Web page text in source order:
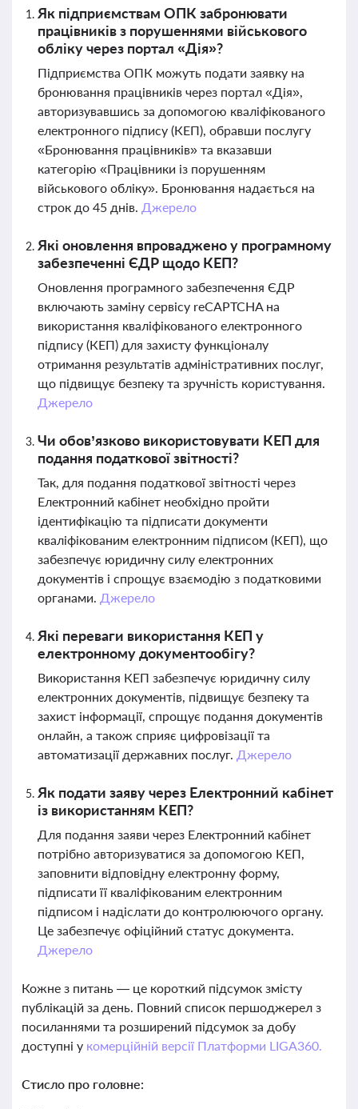
Як підприємствам ОПК забронювати
працівників з порушеннями військового
обліку через портал «Дія»?
Підприємства ОПК можуть подати заявку на
бронювання працівників через портал «Дія»,
авторизувавшись за допомогою кваліфікованого
електронного підпису (КЕП), обравши послугу
«Бронювання працівників» та вказавши
категорію «Працівники із порушенням
військового обліку». Бронювання надається на
строк до 45 днів. Джерело
Які оновлення впроваджено у програмному
забезпеченні ЄДР щодо КЕП?
Оновлення програмного забезпечення ЄДР
включають заміну сервісу reCAPTCHA на
використання кваліфікованого електронного
підпису (КЕП) для захисту функціоналу
отримання результатів адміністративних послуг,
що підвищує безпеку та зручність користування.
Джерело
Чи обов’язково використовувати КЕП для
подання податкової звітності?
Так, для подання податкової звітності через
Електронний кабінет необхідно пройти
ідентифікацію та підписати документи
кваліфікованим електронним підписом (КЕП), що
забезпечує юридичну силу електронних
документів і спрощує взаємодію з податковими
органами. Джерело
Які переваги використання КЕП у
електронному документообігу?
Використання КЕП забезпечує юридичну силу
електронних документів, підвищує безпеку та
захист інформації, спрощує подання документів
онлайн, а також сприяє цифровізації та
автоматизації державних послуг. Джерело
Як подати заяву через Електронний кабінет
із використанням КЕП?
Для подання заяви через Електронний кабінет
потрібно авторизуватися за допомогою КЕП,
заповнити відповідну електронну форму,
підписати її кваліфікованим електронним
підписом і надіслати до контролюючого органу.
Це забезпечує офіційний статус документа.
Джерело
Кожне з питань — це короткий підсумок змісту
публікацій за день. Повний список першоджерел з
посиланнями та розширений підсумок за добу
доступні у комерційній версії Платформи LIGA360.
Стисло про головне: